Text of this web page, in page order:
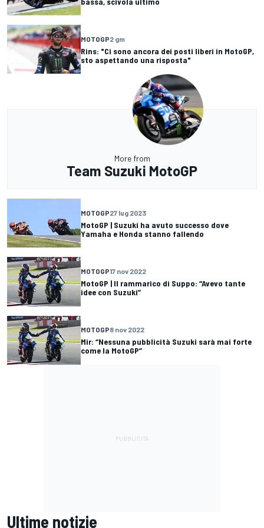
MOTOGP2 gm
Rins: "Ci sono ancora dei posti liberi in MotoGP,
sto aspettando una risposta"
More from
Team Suzuki MotoGP
MOTOGP27 lug 2023
MotoGP | Suzuki ha avuto successo dove
Yamaha e Honda stanno fallendo
MOTOGP17 nov 2022
MotoGP | Il rammarico di Suppo: “Avevo tante
idee con Suzuki”
MOTOGP8 nov 2022
Mir: “Nessuna pubblicità Suzuki sarà mai forte
come la MotoGP”
Ultime notizie